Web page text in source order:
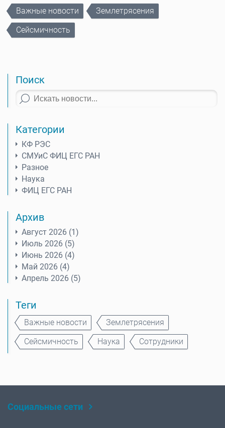
Важные новости
Землетрясения
Сейсмичность
Поиск
Категории
КФ РЭС
СМУиС ФИЦ ЕГС РАН
Разное
Наука
ФИЦ ЕГС РАН
Архив
Август 2026 (1)
Июль 2026 (5)
Июнь 2026 (4)
Май 2026 (4)
Апрель 2026 (5)
Теги
Важные новости
Землетрясения
Сейсмичность
Наука Сотрудники
Социальные сети